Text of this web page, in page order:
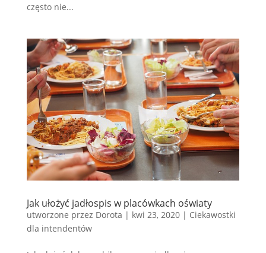
często nie...
Jak ułożyć jadłospis w placówkach oświaty
utworzone przez Dorota | kwi 23, 2020| Ciekawostki
dla intendentów